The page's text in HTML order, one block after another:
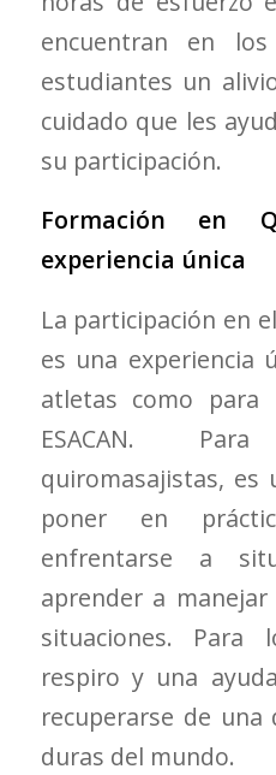
encuentran en
estudiantes un
cuidado que les
su participación.
Formación en
experiencia única
La participación en
es una experiencia
atletas como para
ESACAN.
quiromasajistas, es
poner en
enfrentarse a
aprender a
situaciones.
respiro y una
recuperarse de una
duras del mundo.